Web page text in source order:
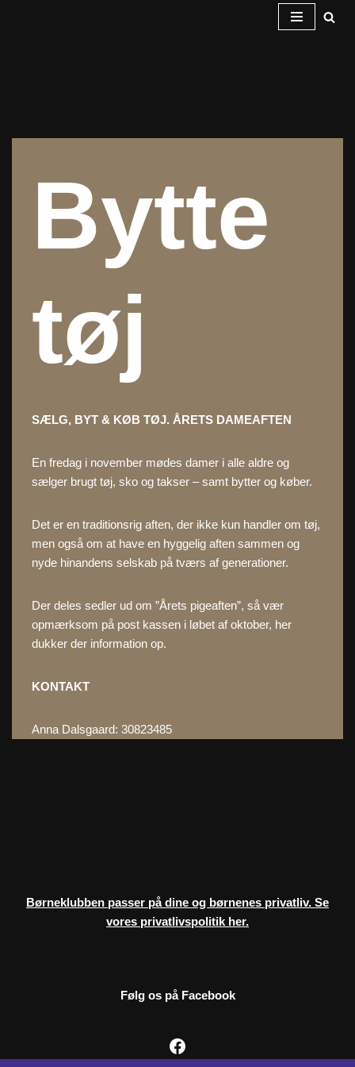
Bytte
tøj
SÆLG, BYT & KØB TØJ. ÅRETS DAMEAFTEN
En fredag i november mødes damer i alle aldre og
sælger brugt tøj, sko og takser – samt bytter og køber.
Det er en traditionsrig aften, der ikke kun handler om tøj,
men også om at have en hyggelig aften sammen og
nyde hinandens selskab på tværs af generationer.
Der deles sedler ud om ”Årets pigeaften”, så vær
opmærksom på post kassen i løbet af oktober, her
dukker der information op.
KONTAKT
Anna Dalsgaard: 30823485
Børneklubben passer på dine og børnenes privatliv. Se
vores privatlivspolitik her.
Følg os på Facebook